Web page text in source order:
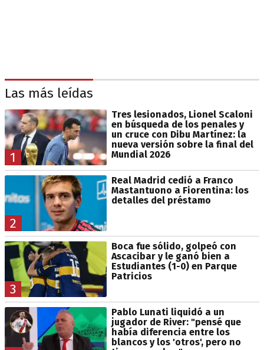
Las más leídas
1
Tres lesionados, Lionel Scaloni
en búsqueda de los penales y
un cruce con Dibu Martínez: la
nueva versión sobre la final del
Mundial 2026
2
Real Madrid cedió a Franco
Mastantuono a Fiorentina: los
detalles del préstamo
3
Boca fue sólido, golpeó con
Ascacibar y le ganó bien a
Estudiantes (1-0) en Parque
Patricios
Pablo Lunati liquidó a un
jugador de River: "pensé que
había diferencia entre los
blancos y los 'otros', pero no